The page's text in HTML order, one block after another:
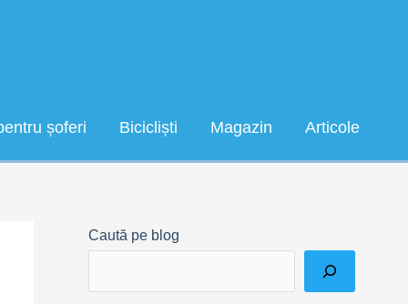
șoferi Bicicliști Magazin Articole
Caută pe blog